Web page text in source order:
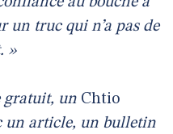
un truc qui n’a pas de
»
gratuit, un Chtio
un article, un bulletin